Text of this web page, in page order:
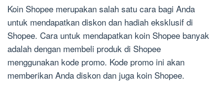
Koin Shopee merupakan salah satu cara bagi Anda
untuk mendapatkan diskon dan hadiah eksklusif di
Shopee. Cara untuk mendapatkan koin Shopee banyak
adalah dengan membeli produk di Shopee
menggunakan kode promo. Kode promo ini akan
memberikan Anda diskon dan juga koin Shopee.